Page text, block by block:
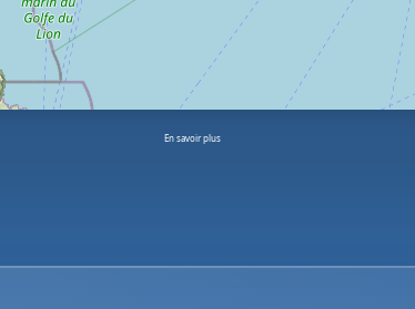
En savoir plus